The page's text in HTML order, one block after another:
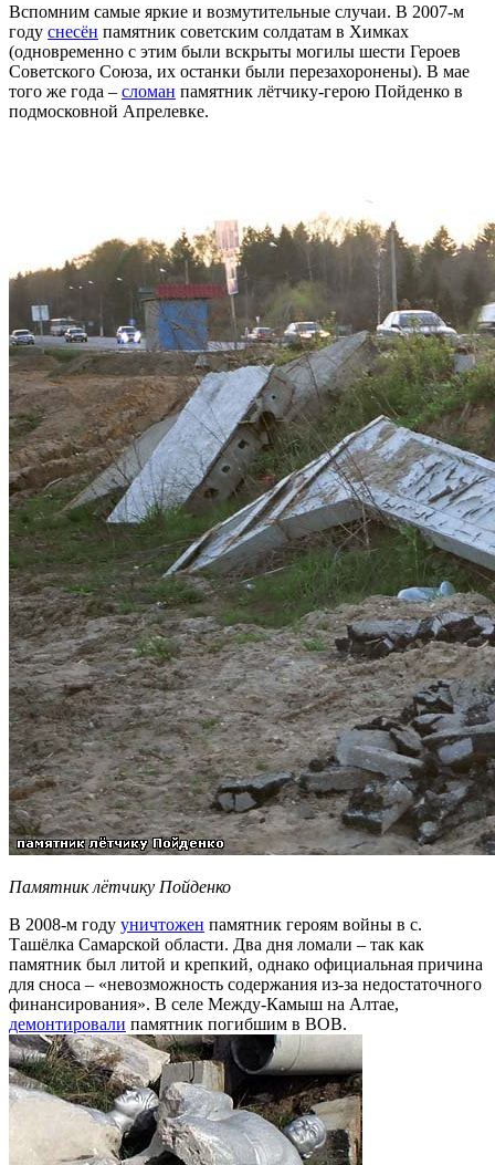
Вспомним самые яркие и возмутительные случаи. В 2007-м
году снесён памятник советским солдатам в Химках
(одновременно с этим были вскрыты могилы шести Героев
Советского Союза, их останки были перезахоронены). В мае
того же года – сломан памятник лётчику-герою Пойденко в
подмосковной Апрелевке.
Памятник лётчику Пойденко
В 2008-м году уничтожен памятник героям войны в с.
Ташёлка Самарской области. Два дня ломали – так как
памятник был литой и крепкий, однако официальная причина
для сноса – «невозможность содержания из-за недостаточного
финансирования». В селе Между-Камыш на Алтае,
демонтировали памятник погибшим в ВОВ.